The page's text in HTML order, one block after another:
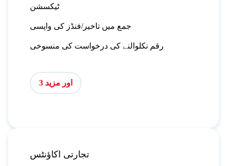
ٹیکسشن
جمع میں تاخیر/فنڈز کی واپسی
رقم نکلوالنے کی درخواست کی منسوخی
اور مزید 3
تجارتی اکاؤنٹس